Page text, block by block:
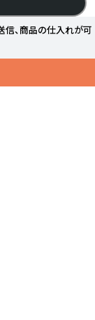
信、商品の仕入れが可